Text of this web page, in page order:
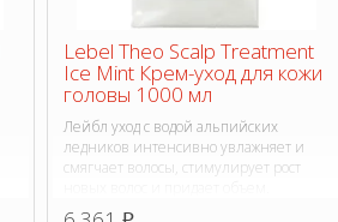
Lebel Theo Scalp Treatment
Ice Mint Крем-уход для кожи
головы 1000 мл
Лейбл уход с водой альпийских
ледников интенсивно увлажняет и
смягчает волосы, стимулирует рост